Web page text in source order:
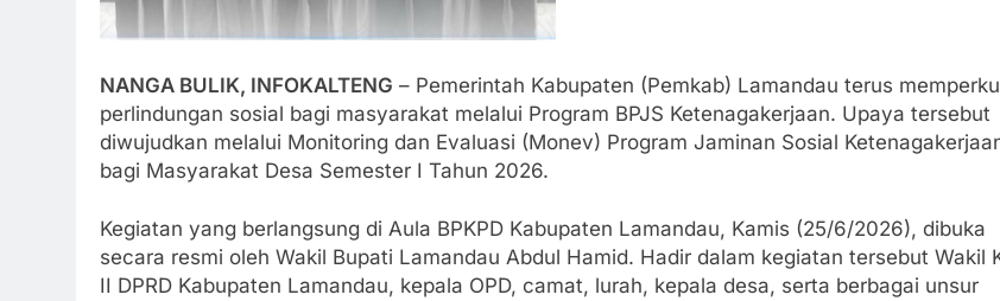
NANGA BULIK, INFOKALTENG – Pemerintah Kabupaten (Pemkab) Lamandau terus
perlindungan sosial bagi masyarakat melalui Program BPJS Ketenagakerjaan. Upaya tersebut
diwujudkan melalui Monitoring dan Evaluasi (Monev) Program Jaminan Sosial
bagi Masyarakat Desa Semester I Tahun 2026.
Kegiatan yang berlangsung di Aula BPKPD Kabupaten Lamandau, Kamis (25/6/2026), dibuka
secara resmi oleh Wakil Bupati Lamandau Abdul Hamid. Hadir dalam kegiatan tersebut Wakil
II DPRD Kabupaten Lamandau, kepala OPD, camat, lurah, kepala desa, serta berbagai unsur